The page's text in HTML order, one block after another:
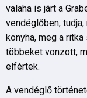
valaha is járt a
vendéglőben,
konyha, meg a
többeket vonzott,
elfértek.
A vendéglő